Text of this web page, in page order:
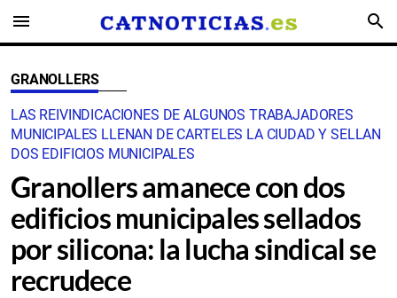
menu search
GRANOLLERS
LAS REIVINDICACIONES DE ALGUNOS TRABAJADORES
MUNICIPALES LLENAN DE CARTELES LA CIUDAD Y SELLAN
DOS EDIFICIOS MUNICIPALES
Granollers amanece con dos
edificios municipales sellados
por silicona: la lucha sindical se
recrudece